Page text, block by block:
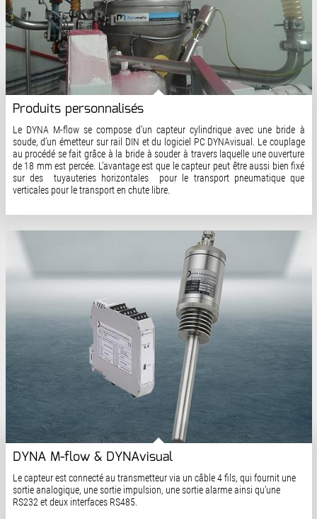
Produits personnalisés
Le DYNA M-flow se compose d’un capteur cylindrique avec une bride à
soude, d’un émetteur sur rail DIN et du logiciel PC DYNAvisual. Le couplage
au procédé se fait grâce à la bride à souder à travers laquelle une ouverture
de 18 mm est percée. L’avantage est que le capteur peut être aussi bien fixé
sur des tuyauteries horizontales pour le transport pneumatique que
verticales pour le transport en chute libre.
DYNA M-flow & DYNAvisual
Le capteur est connecté au transmetteur via un câble 4 fils, qui fournit une
sortie analogique, une sortie impulsion, une sortie alarme ainsi qu’une
RS232 et deux interfaces RS485.